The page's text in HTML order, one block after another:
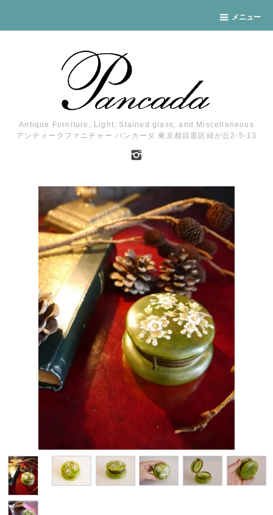
メニュー
Antique Furniture, Light, Stained glass, and Miscellaneous
アンティークファニチャー パンカーダ 東京都目黒区緑が丘2-5-13